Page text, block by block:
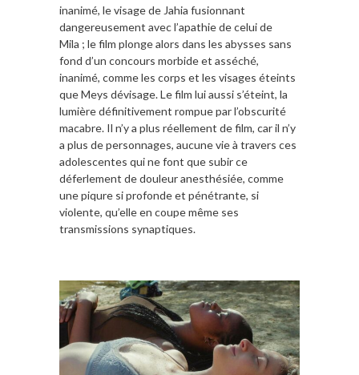
inanimé, le visage de Jahia fusionnant
dangereusement avec l’apathie de celui de
Mila ; le film plonge alors dans les abysses sans
fond d’un concours morbide et asséché,
inanimé, comme les corps et les visages éteints
que Meys dévisage. Le film lui aussi s’éteint, la
lumière définitivement rompue par l’obscurité
macabre. Il n’y a plus réellement de film, car il n’y
a plus de personnages, aucune vie à travers ces
adolescentes qui ne font que subir ce
déferlement de douleur anesthésiée, comme
une piqure si profonde et pénétrante, si
violente, qu’elle en coupe même ses
transmissions synaptiques.